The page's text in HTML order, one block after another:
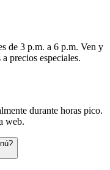
de 3 p.m. a 6 p.m. Ven y
precios especiales.
durante horas pico.
web.